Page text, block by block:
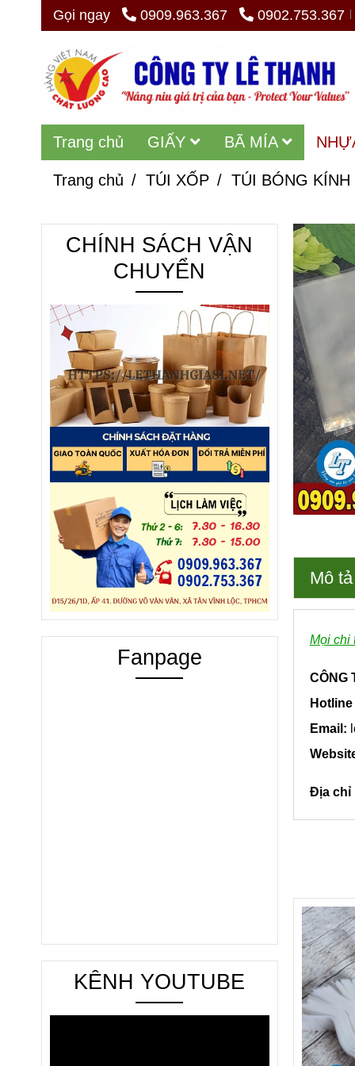
Gọi ngay 0909.963.367 0902.753.367
Trang chủ GIẤY BÃ MÍA
Trang chủ / TÚI XỐP / TÚI BÓNG KÍNH
Mô tả
Mọi chi
CÔNG
Hotline
Email:
Địa chỉ
CHÍNH SÁCH VẬN
CHUYỂN
Fanpage
KÊNH YOUTUBE